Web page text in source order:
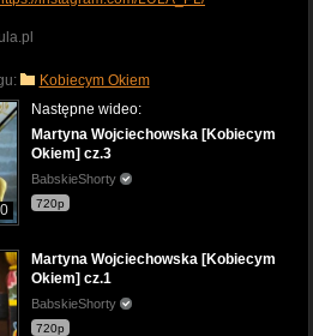
Kobiecym Okiem
Następne wideo:
Martyna Wojciechowska [Kobiecym
Okiem] cz.3
BabskieShorty
720p
Martyna Wojciechowska [Kobiecym
Okiem] cz.1
BabskieShorty
720p